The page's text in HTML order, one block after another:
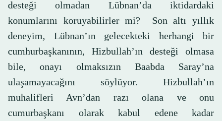
desteği olmadan Lübnan’da iktidardaki
konumlarını koruyabilirler mi? Son altı yıllık
deneyim, Lübnan’ın gelecekteki herhangi bir
cumhurbaşkanının, Hizbullah’ın desteği olmasa
bile, onayı olmaksızın Baabda Saray’na
ulaşamayacağını söylüyor. Hizbullah’ın
muhalifleri Avn’dan razı olana ve onu
cumurbaşkanı olarak kabul edene kadar